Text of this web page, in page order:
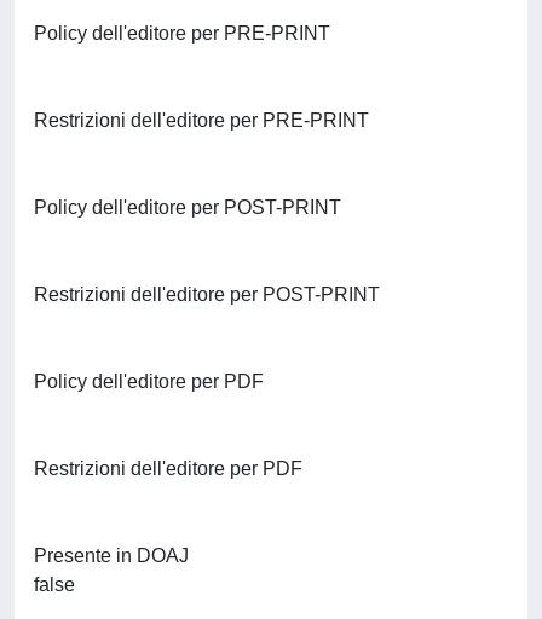
Policy dell'editore per PRE-PRINT
Restrizioni dell'editore per PRE-PRINT
Policy dell'editore per POST-PRINT
Restrizioni dell'editore per POST-PRINT
Policy dell'editore per PDF
Restrizioni dell'editore per PDF
Presente in DOAJ